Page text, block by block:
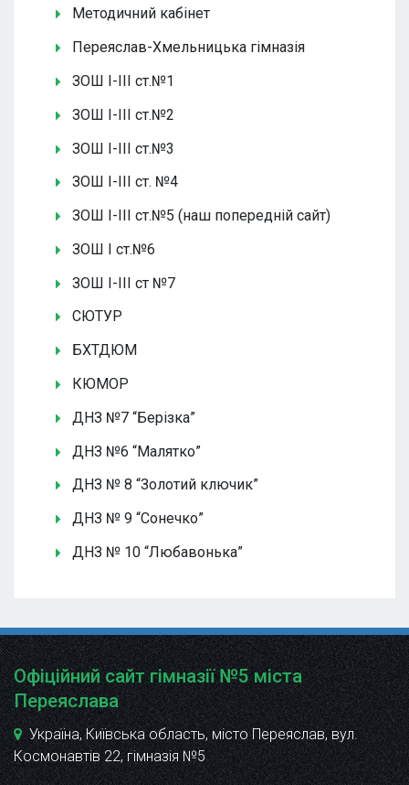
Методичний кабінет
Переяслав-Хмельницька гімназія
ЗОШ І-ІІІ ст.№1
ЗОШ І-ІІІ ст.№2
ЗОШ І-ІІІ ст.№3
ЗОШ І-ІІІ ст. №4
ЗОШ І-ІІІ ст.№5 (наш попередній сайт)
ЗОШ І ст.№6
ЗОШ І-ІІІ ст №7
СЮТУР
БХТДЮМ
КЮМОР
ДНЗ №7 “Берізка”
ДНЗ №6 “Малятко”
ДНЗ № 8 “Золотий ключик”
ДНЗ № 9 “Сонечко”
ДНЗ № 10 “Любавонька”
Офіційний сайт гімназії №5 міста
Переяслава
Україна, Київська область, місто Переяслав, вул.
Космонавтів 22, гімназія №5